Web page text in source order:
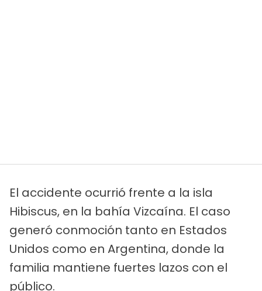
El accidente ocurrió frente a la isla
Hibiscus, en la bahía Vizcaína. El caso
generó conmoción tanto en Estados
Unidos como en Argentina, donde la
familia mantiene fuertes lazos con el
público.